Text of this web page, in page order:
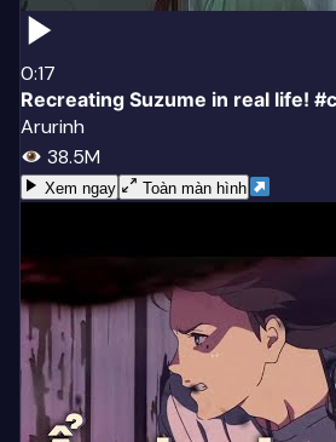
0:17
Recreating Suzume in real life!
Arurinh
38.5M
Xem ngay Toàn màn hình